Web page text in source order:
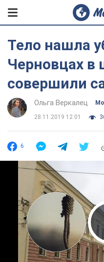
Тело нашла
Черновцах в
совершили
Ольга Веркалец
28.11.2019 12:01
6